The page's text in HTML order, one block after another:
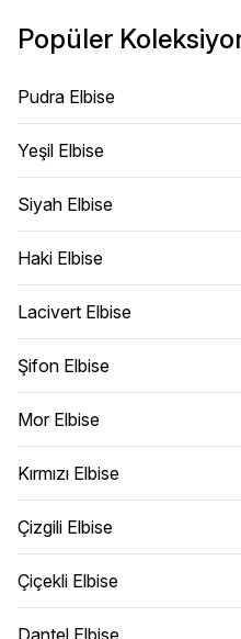
Popüler
Pudra Elbise
Yeşil Elbise
Siyah Elbise
Haki Elbise
Lacivert Elbise
Şifon Elbise
Mor Elbise
Kırmızı Elbise
Çizgili Elbise
Çiçekli Elbise
Dantel Elbise